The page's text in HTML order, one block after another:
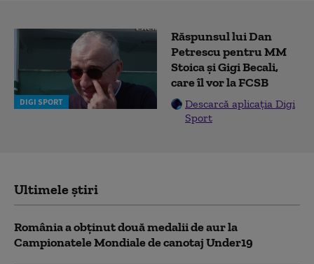
DIGI SPORT
Răspunsul lui Dan
Petrescu pentru MM
Stoica și Gigi Becali,
care îl vor la FCSB
Descarcă aplicația Digi
Sport
Ultimele știri
România a obținut două medalii de aur la
Campionatele Mondiale de canotaj Under19